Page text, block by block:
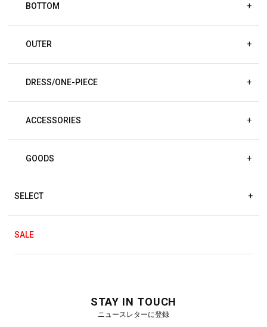
BOTTOM +
OUTER +
DRESS/ONE-PIECE +
ACCESSORIES +
GOODS +
SELECT +
SALE
STAY IN TOUCH
ニュースレターに登録